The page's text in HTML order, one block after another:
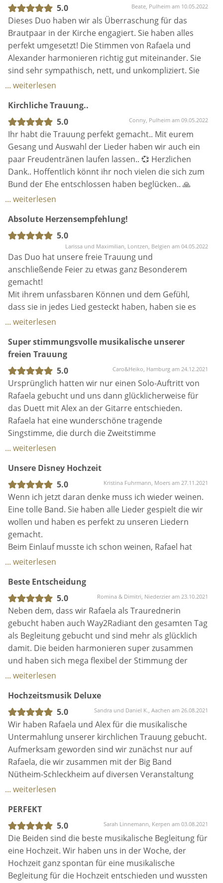
Wir sind so froh das wir euch für uns gefunden
haben und wünschen euch noch viel Erfolg für die
Zukunft. Ganz liebe Grüße Ingeborg und Guido
5.0
Beate, Pulheim am 10.05.2022
Dieses Duo haben wir als Überraschung für das
Brautpaar in der Kirche engagiert. Sie haben alles
perfekt umgesetzt! Die Stimmen von Rafaela und
Alexander harmonieren richtig gut miteinander. Sie
sind sehr sympathisch, nett, und unkompliziert. Sie
haben viele Lieder in petto und gehen auch auf
weiterzuempfehlen!
... weiterlesen
Kirchliche Trauung..
5.0
Conny, Pulheim am 09.05.2022
Ihr habt die Trauung perfekt gemacht.. Mit eurem
Gesang und Auswahl der Lieder haben wir auch ein
paar Freudentränen laufen lassen.. 💞 Herzlichen
Dank.. Hoffentlich könnt ihr noch vielen die sich zum
Bund der Ehe entschlossen haben beglücken.. 🙏
Ein herzliches Dankeschön..
... weiterlesen
Absolute Herzensempfehlung!
5.0
Larissa und Maximilian, Lontzen, Belgien am 04.05.2022
Das Duo hat unsere freie Trauung und
anschließende Feier zu etwas ganz Besonderem
gemacht!
Mit ihrem unfassbaren Können und dem Gefühl,
dass sie in jedes Lied gesteckt haben, haben sie es
geschafft, dass kein Auge (insbesondere unseres!!)
Alle Dienstleister des Tages und insbesondere
unsere Gäste haben uns wissen lassen wie
begeistert sie von den beiden waren. Einzeln als
Sänger und Gitarrist super - aber als Duo wirklich ein
Traum!
Rückblickend können nur noch DANKE sagen und
unsere allergrößte Herzensempfehlung
aussprechen! 🤍
... weiterlesen
Super stimmungsvolle musikalische unserer
freien Trauung
5.0
Caro&Heiko, Hamburg am 24.12.2021
Ursprünglich hatten wir nur einen Solo-Auftritt von
Rafaela gebucht und uns dann glücklicherweise für
das Duett mit Alex an der Gitarre entschieden.
Rafaela hat eine wunderschöne tragende
Singstimme, die durch die Zweitstimme
hervorragend unterstützt wird. Wirklich etwas
zusammen buchen!
... weiterlesen
Unsere Disney Hochzeit
5.0
Kristina Fuhrmann, Moers am 27.11.2021
Wenn ich jetzt daran denke muss ich wieder weinen.
Eine tolle Band. Sie haben alle Lieder gespielt die wir
wollen und haben es perfekt zu unseren Liedern
gemacht.
Beim Einlauf musste ich schon weinen, Rafael hat
eine traumhaft schöne Stimme
... weiterlesen
Beste Entscheidung
5.0
Romina & Dimitri, Niederzier am 23.10.2021
Neben dem, dass wir Rafaela als Traurednerin
gebucht haben auch Way2Radiant den gesamten Tag
als Begleitung gebucht und sind mehr als glücklich
damit. Die beiden harmonieren super zusammen
und haben sich mega flexibel der Stimmung der
Gäste angepasst. Auch die Absprachen im Vorfeld
Herzen weiterempfehlen.
Egal ob für eine Hochzeit oder welchen Anlass auch
immer. Vom Herzen DANKE!
... weiterlesen
Hochzeitsmusik Deluxe
5.0
Sandra und Daniel K., Aachen am 26.08.2021
Wir haben Rafaela und Alex für die musikalische
Untermahlung unserer kirchlichen Trauung gebucht.
Aufmerksam geworden sind wir zunächst nur auf
Rafaela, die wir zusammen mit der Big Band
Nütheim-Schleckheim auf diversen Veranstaltung
gesehen haben. Wir waren da schon vom ersten
uns fest, sollten wir mal heiraten, würde Rafaela
unsere Sängerin in der Kirche sein.
Nun war es dann endlich soweit und es wurde
unsere Hochzeit geplant. Natürlich haben wir dann
direkt Kontakt mir Rafaela aufgenommen. Der
Kontakt mit ihr bezüglich der Planung war immer
... weiterlesen
PERFEKT
5.0
Sarah Linnemann, Kerpen am 03.08.2021
Die Beiden sind die beste musikalische Begleitung für
eine Hochzeit. Wir haben uns in der Woche, der
Hochzeit ganz spontan für eine musikalische
Begleitung für die Hochzeit entschieden und wussten